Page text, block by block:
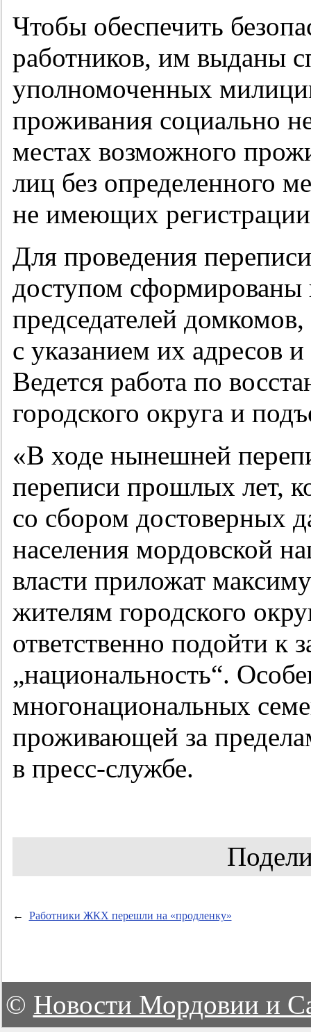
Чтобы обеспечить
работников, им выданы
уполномоченных
проживания социально
местах возможного
лиц без определенного
не имеющих
Для проведения
доступом
председателей
с указанием их адресов
Ведется работа по
городского округа и
«В ходе нынешней
переписи прошлых лет,
со сбором достоверных
населения мордовской
власти приложат
жителям городского
ответственно подойти к
„национальность“.
многонациональных
проживающей за
в пресс-службе.
← Работники ЖКХ перешли на «продленку»
© Новости Мордовии и